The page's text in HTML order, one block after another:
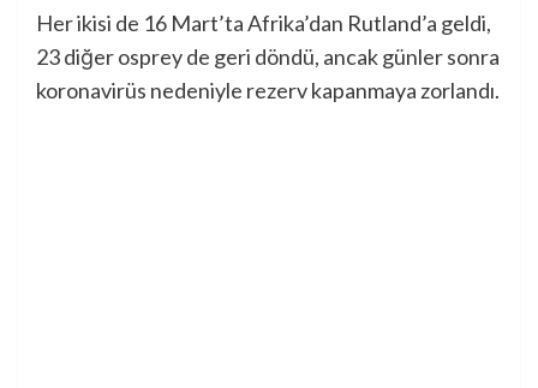
Her ikisi de 16 Mart’ta Afrika’dan Rutland’a geldi,
23 diğer osprey de geri döndü, ancak günler sonra
koronavirüs nedeniyle rezerv kapanmaya zorlandı.